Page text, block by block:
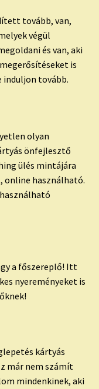
tovább, van,
végül
és van, aki
is
induljon tovább.
olyan
önfejlesztő
ülés mintájára
online használható.
a főszereplő! Itt
nyereményeket is
kártyás
már nem számít
mindenkinek, aki